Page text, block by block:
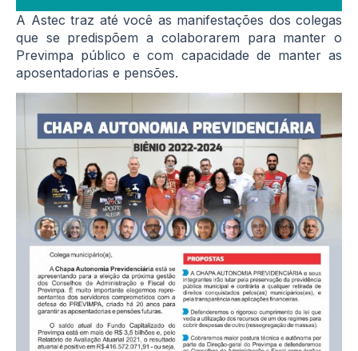
A Astec traz até você as manifestações dos colegas
que se predispõem a colaborarem para manter o
Previmpa público e com capacidade de manter as
aposentadorias e pensões.